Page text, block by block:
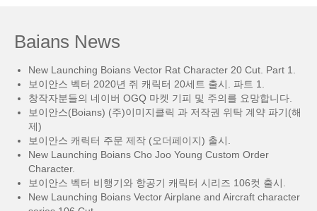
Baians News
New Launching Boians Vector Rat Character 20 Cut. Part 1.
보이안스 벡터 2020년 쥐 캐릭터 20세트 출시. 파트 1.
창작자분들의 네이버 OGQ 마켓 기피 및 주의를 요망합니다.
보이안스(Boians) (주)이미지클릭 과 저작권 위탁 계약 파기(해
제)
보이안스 캐릭터 주문 제작 (오더페이지) 출시.
New Launching Boians Cho Joo Young Custom Order
Character.
보이안스 벡터 비행기와 항공기 캐릭터 시리즈 106컷 출시.
New Launching Boians Vector Airplane and Aircraft character